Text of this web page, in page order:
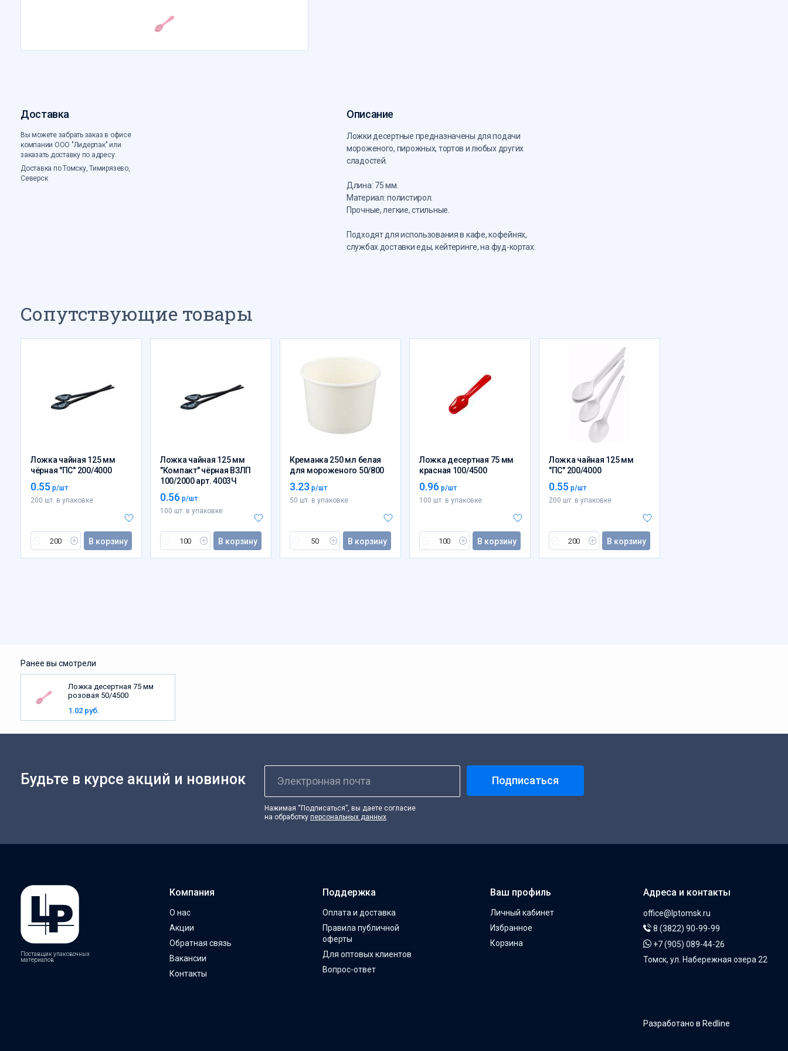
Доставка
Вы можете забрать заказ в офисе
компании ООО "Лидерпак" или
заказать доставку по адресу.
Доставка по Томску, Тимирязево,
Северск
Описание
Ложки десертные предназначены для подачи
мороженого, пирожных, тортов и любых других
сладостей.
Длина: 75 мм.
Материал: полистирол.
Прочные, легкие, стильные.
Подходят для использования в кафе, кофейнях,
службах доставки еды, кейтеринге, на фуд-кортах.
Сопутствующие товары
Ложка чайная 125 мм
чёрная "ПС" 200/4000
0.55 р/шт
200 шт. в упаковке
В корзину
Ложка чайная 125 мм
"Компакт" чёрная ВЗЛП
100/2000 арт. 4003Ч
0.56 р/шт
100 шт. в упаковке
В корзину
Креманка 250 мл белая
для мороженого 50/800
3.23 р/шт
50 шт. в упаковке
В корзину
Ложка десертная 75 мм
красная 100/4500
0.96 р/шт
100 шт. в упаковке
В корзину
Ложка чайная 125 мм
"ПС" 200/4000
0.55 р/шт
200 шт. в упаковке
В корзину
Ранее вы смотрели
Ложка десертная 75 мм
розовая 50/4500
1.02 руб.
Будьте в курсе акций и новинок Электронная почта
Нажимая “Подписаться”, вы даете согласие
на обработку персональных данных
Подписаться
Поставщик упаковочных
материалов
Компания
О нас
Акции
Обратная связь
Вакансии
Контакты
Поддержка
Оплата и доставка
Правила публичной
оферты
Для оптовых клиентов
Вопрос-ответ
Ваш профиль
Личный кабинет
Избранное
Корзина
Адреса и контакты
office@lptomsk.ru
8 (3822) 90-99-99
+7 (905) 089-44-26
Томск, ул. Набережная озера 22
Разработано в Redline